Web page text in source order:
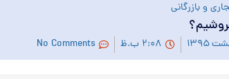
و بازرگانی
۲:۰۸ ب.ظ No Comments